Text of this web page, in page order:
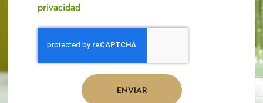
privacidad
ENVIAR